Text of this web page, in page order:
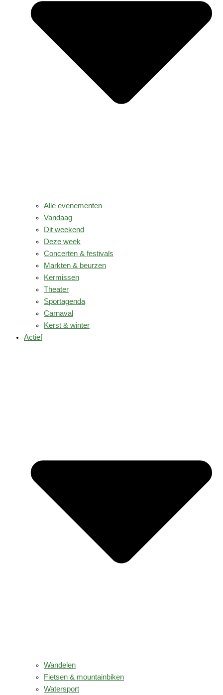
Alle evenementen
Vandaag
Dit weekend
Deze week
Concerten & festivals
Markten & beurzen
Kermissen
Theater
Sportagenda
Carnaval
Kerst & winter
Actief
Wandelen
Fietsen & mountainbiken
Watersport